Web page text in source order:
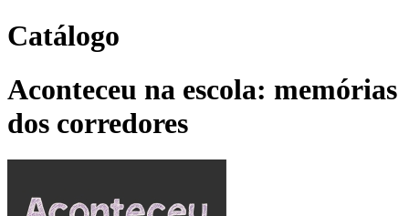
Catálogo
Aconteceu na escola: memórias
dos corredores